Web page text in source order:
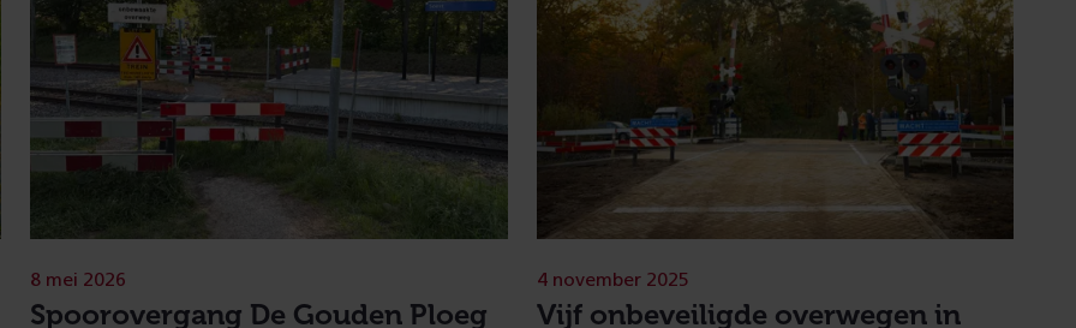
Spoorovergang De Gouden Ploeg
8 mei 2026
Vijf onbeveiligde overwegen in
4 november 2025